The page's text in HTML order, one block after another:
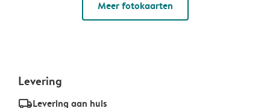
Meer fotokaarten
Levering
delivery_standard_v2Levering aan huis